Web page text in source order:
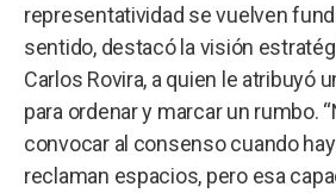
representatividad se vuelven
sentido, destacó la visión
Carlos Rovira, a quien le atribuyó
para ordenar y marcar un rumbo.
convocar al consenso cuando
reclaman espacios, pero esa